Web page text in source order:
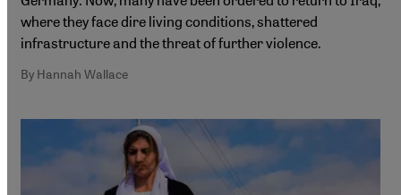
where they face dire living conditions, shattered
infrastructure and the threat of further violence.
By Hannah Wallace